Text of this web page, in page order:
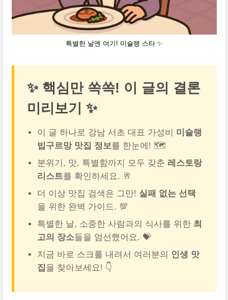
특별한 날엔 여기! 미슐랭 스타 ✨
✨ 핵심만 쏙쏙! 이 글의 결론
미리보기 ✨
이 글 하나로 강남 서초 대표 가성비 미슐랭
빕구르망 맛집 정보를 한눈에! 🗺️
분위기, 맛, 특별함까지 모두 갖춘 레스토랑
리스트를 확인하세요. 🥂
더 이상 맛집 검색은 그만! 실패 없는 선택
을 위한 완벽 가이드. 💯
특별한 날, 소중한 사람과의 식사를 위한 최
고의 장소들을 엄선했어요. 💝
지금 바로 스크롤 내려서 여러분의 인생 맛
집 을 찾아보세요! 👇